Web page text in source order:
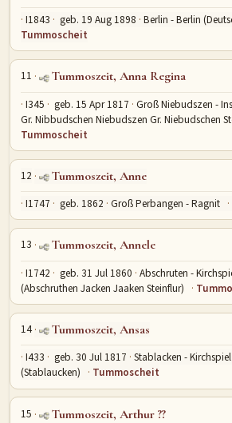
I1843 geb. 19 Aug 1898 Berlin - Berlin
Tummoscheit
11 Tummoszeit, Anna Regina
I345 geb. 15 Apr 1817 Groß Niebudszen -
Gr. Nibbudschen Niebudszen Gr. Niebudschen
Tummoscheit
12 Tummoszeit, Anne
I1747 geb. 1862 Groß Perbangen - Ragnit
13 Tummoszeit, Annele
I1742 geb. 31 Jul 1860 Abschruten -
(Abschruthen Jacken Jaaken Steinflur)
14 Tummoszeit, Ansas
I433 geb. 30 Jul 1817 Stablacken -
(Stablaucken)
Tummoscheit
15 Tummoszeit, Arthur ??